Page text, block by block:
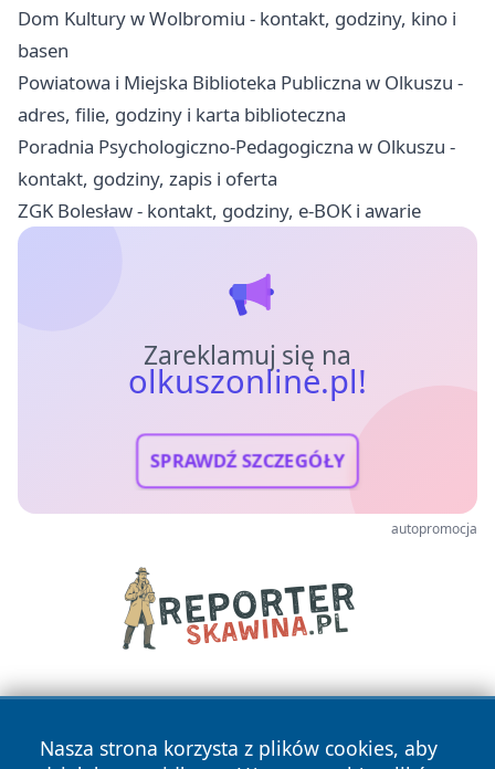
Dom Kultury w Wolbromiu - kontakt, godziny, kino i
basen
Powiatowa i Miejska Biblioteka Publiczna w Olkuszu -
adres, filie, godziny i karta biblioteczna
Poradnia Psychologiczno-Pedagogiczna w Olkuszu -
kontakt, godziny, zapis i oferta
ZGK Bolesław - kontakt, godziny, e-BOK i awarie
Zareklamuj się na
olkuszonline.pl!
SPRAWDŹ SZCZEGÓŁY
autopromocja
Nasza strona korzysta z plików cookies, aby